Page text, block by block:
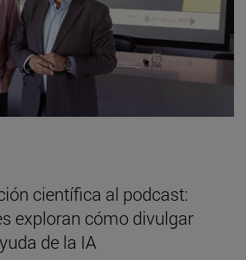
científica al podcast:
exploran cómo divulgar
de la IA